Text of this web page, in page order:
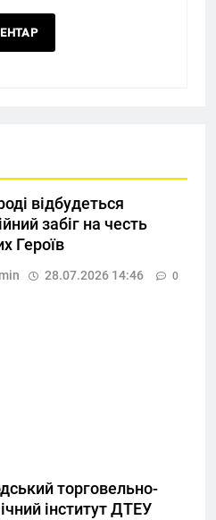
відбудеться
забіг на честь
Героїв
28.07.2026 14:46 0
торговельно-
інститут ДТЕУ